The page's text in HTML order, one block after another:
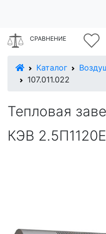
СРАВНЕНИЕ
В начало
Каталог
107.011.022
Тепловая
КЭВ 2.5П1120Е